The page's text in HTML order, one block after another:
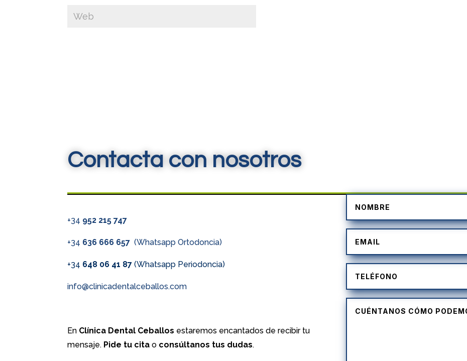
Contacta con nosotros
+34 952 215 747
+34 636 666 657(Whatsapp Ortodoncia)
+34 648 06 41 87 (Whatsapp Periodoncia)
info@clinicadentalceballos.com
En Clínica Dental Ceballos estaremos encantados de recibir tu
mensaje. Pide tu cita o consúltanos tus dudas.